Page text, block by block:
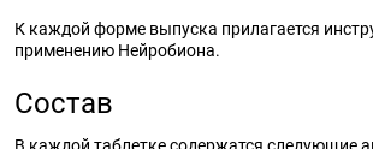
К каждой форме выпуска прилагается
применению Нейробиона.
Состав